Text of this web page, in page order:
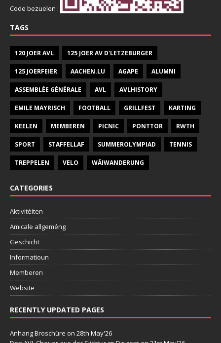
Code bezuelen :
TAGS
120 JOER AVL 125 JOER AV D'LETZEBURGER
125 JOERFEIER AACHEN.LU AGAPE ALUMNI
ASSEMBLÉE GÉNÉRALE AVL AVLHISTORY
EMILE MAYRISCH FOOTBALL GRILLFEST KARTING
KEELEN MEMBEREN PICNIC PONTTOR RWTH
SPORT STAFFELLAF SUMMEROLYMPIAD TENNIS
TREPPELEN VELO WÄIWANDERUNG
CATEGORIES
Aktivitéiten
Amicale allgeméng
Geschicht
Informatioun
Memberen
Website
RECENTLY UPDATED PAGES
Anhang Broschüre on 28th May'26